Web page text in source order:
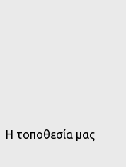
Η τοποθεσία μας